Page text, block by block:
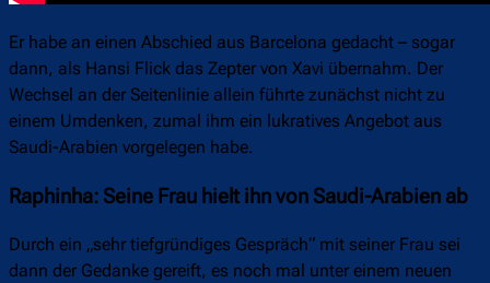
Er habe an einen Abschied aus Barcelona gedacht – sogar
dann, als Hansi Flick das Zepter von Xavi übernahm. Der
Wechsel an der Seitenlinie allein führte zunächst nicht zu
einem Umdenken, zumal ihm ein lukratives Angebot aus
Saudi-Arabien vorgelegen habe.
Raphinha: Seine Frau hielt ihn von Saudi-Arabien ab
Durch ein „sehr tiefgründiges Gespräch“ mit seiner Frau sei
dann der Gedanke gereift, es noch mal unter einem neuen